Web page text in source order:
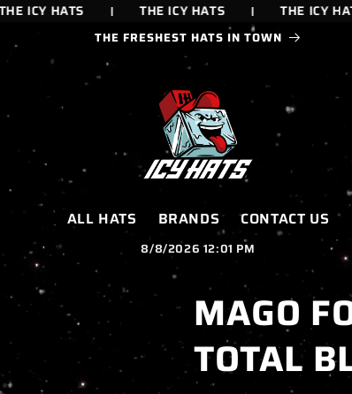
ICY HATS THE ICY HATS THE ICY HATS
THE FRESHEST HATS IN TOWN
ALL HATS BRANDS CONTACT US
8/8/2026 12:01 PM
MAGO
TOTAL